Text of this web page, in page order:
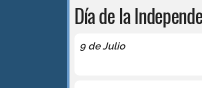
Día de la
9 de Julio